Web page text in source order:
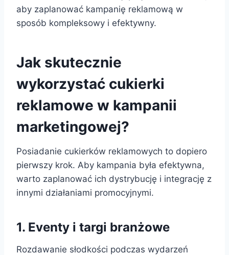
aby zaplanować kampanię reklamową w
sposób kompleksowy i efektywny.
Jak skutecznie
wykorzystać cukierki
reklamowe w kampanii
marketingowej?
Posiadanie cukierków reklamowych to dopiero
pierwszy krok. Aby kampania była efektywna,
warto zaplanować ich dystrybucję i integrację z
innymi działaniami promocyjnymi.
1. Eventy i targi branżowe
Rozdawanie słodkości podczas wydarzeń